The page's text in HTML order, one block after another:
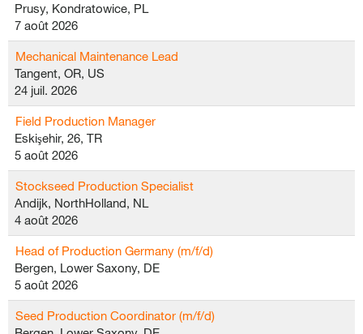
Prusy, Kondratowice, PL
7 août 2026
Mechanical Maintenance Lead
Tangent, OR, US
24 juil. 2026
Field Production Manager
Eskişehir, 26, TR
5 août 2026
Stockseed Production Specialist
Andijk, NorthHolland, NL
4 août 2026
Head of Production Germany (m/f/d)
Bergen, Lower Saxony, DE
5 août 2026
Seed Production Coordinator (m/f/d)